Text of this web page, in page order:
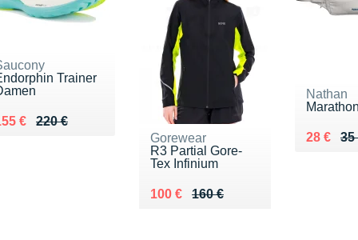
Trainer
220 €
lieu de 220 €
€
155 €
Gorewear
R3 Partial Gore-
Tex Infinium
160 €
Au lieu de 160 €
100 €
Vendu 100 €
Nathan
35
Au lieu
28 €
Vendu